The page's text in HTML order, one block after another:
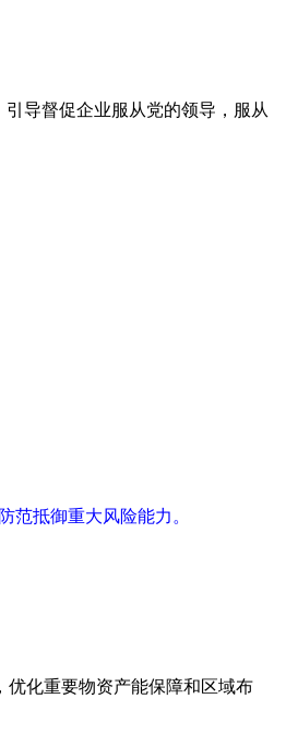
导督促企业服从党的领导，服从
范抵御重大风险能力。
化重要物资产能保障和区域布